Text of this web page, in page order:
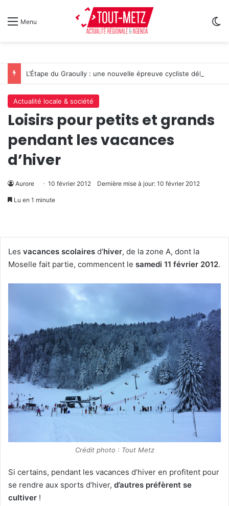
Menu
Actualité locale & société
Loisirs pour petits et grands
pendant les vacances
d’hiver
Aurore 10 février 2012 Dernière mise à jour: 10 février 2012
Lu en 1 minute
Les vacances scolaires d’hiver, de la zone A, dont la
Moselle fait partie, commencent le samedi 11 février 2012.
Crédit photo : Tout Metz
Si certains, pendant les vacances d’hiver en profitent pour
se rendre aux sports d’hiver, d’autres préfèrent se
cultiver !